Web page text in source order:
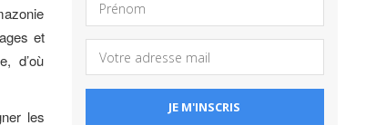
et
d’où
les